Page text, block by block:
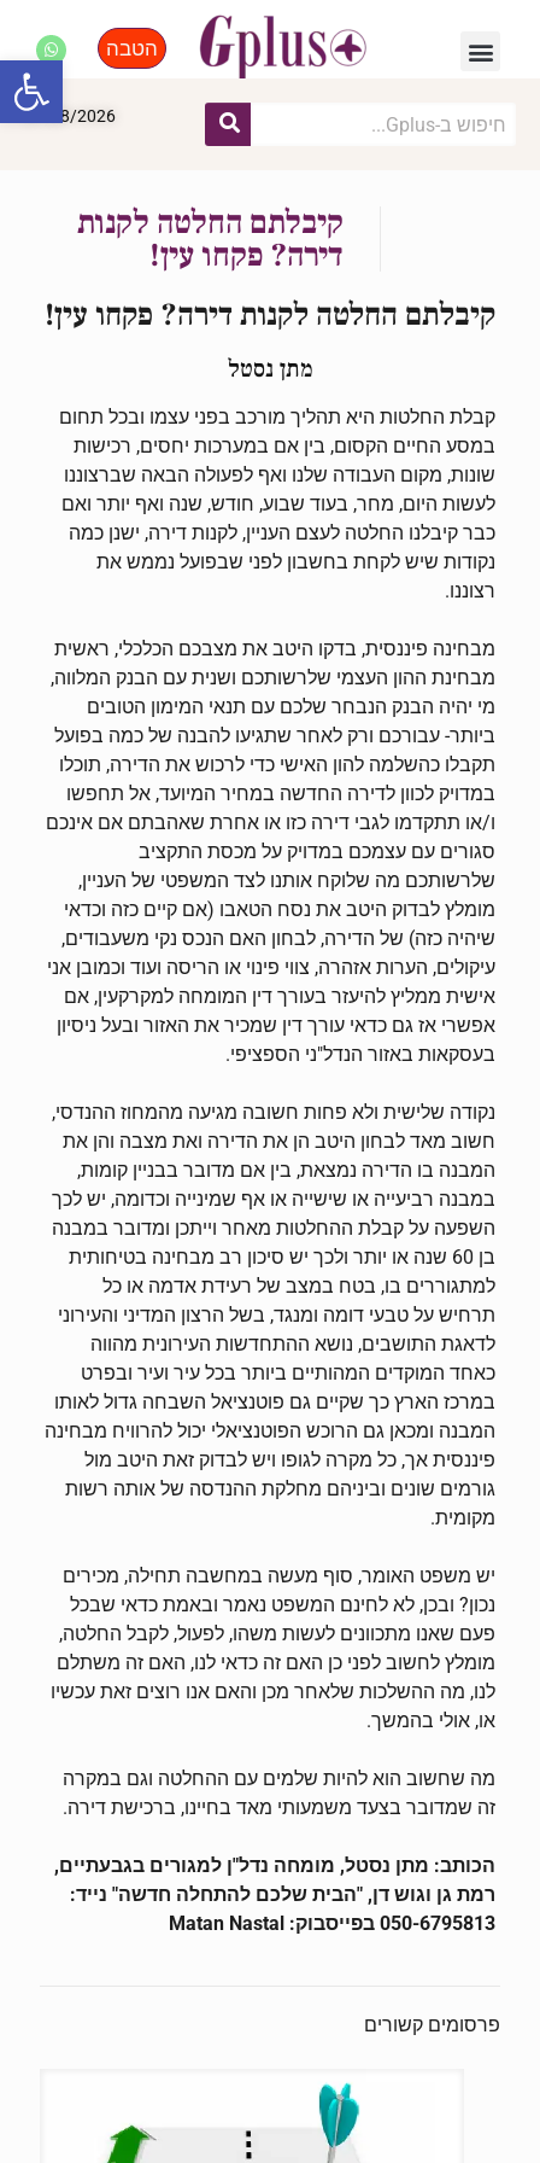
הטבה
07/08/2026
קיבלתם החלטה לקנות
דירה? פקחו עין!
קיבלתם החלטה לקנות דירה? פקחו עין!
מתן נסטל
קבלת החלטות היא תהליך מורכב בפני עצמו ובכל תחום
במסע החיים הקסום, בין אם במערכות יחסים, רכישות
שונות, מקום העבודה שלנו ואף לפעולה הבאה שברצוננו
לעשות היום, מחר, בעוד שבוע, חודש, שנה ואף יותר ואם
כבר קיבלנו החלטה לעצם העניין, לקנות דירה, ישנן כמה
נקודות שיש לקחת בחשבון לפני שבפועל נממש את
רצוננו.
מבחינה פיננסית, בדקו היטב את מצבכם הכלכלי, ראשית
מבחינת ההון העצמי שלרשותכם ושנית עם הבנק המלווה,
מי יהיה הבנק הנבחר שלכם עם תנאי המימון הטובים
ביותר- עבורכם ורק לאחר שתגיעו להבנה של כמה בפועל
תקבלו כהשלמה להון האישי כדי לרכוש את הדירה, תוכלו
במדויק לכוון לדירה החדשה במחיר המיועד, אל תחפשו
ו/או תתקדמו לגבי דירה כזו או אחרת שאהבתם אם אינכם
סגורים עם עצמכם במדויק על מכסת התקציב
שלרשותכם מה שלוקח אותנו לצד המשפטי של העניין,
מומלץ לבדוק היטב את נסח הטאבו (אם קיים כזה וכדאי
שיהיה כזה) של הדירה, לבחון האם הנכס נקי משעבודים,
עיקולים, הערות אזהרה, צווי פינוי או הריסה ועוד וכמובן אני
אישית ממליץ להיעזר בעורך דין המומחה למקרקעין, אם
אפשרי אז גם כדאי עורך דין שמכיר את האזור ובעל ניסיון
בעסקאות באזור הנדל"ני הספציפי.
נקודה שלישית ולא פחות חשובה מגיעה מהמחוז ההנדסי,
חשוב מאד לבחון היטב הן את הדירה ואת מצבה והן את
המבנה בו הדירה נמצאת, בין אם מדובר בבניין קומות,
במבנה רביעייה או שישייה או אף שמינייה וכדומה, יש לכך
השפעה על קבלת ההחלטות מאחר וייתכן ומדובר במבנה
בן 60 שנה או יותר ולכך יש סיכון רב מבחינה בטיחותית
למתגוררים בו, בטח במצב של רעידת אדמה או כל
תרחיש על טבעי דומה ומנגד, בשל הרצון המדיני והעירוני
לדאגת התושבים, נושא ההתחדשות העירונית מהווה
כאחד המוקדים המהותיים ביותר בכל עיר ועיר ובפרט
במרכז הארץ כך שקיים גם פוטנציאל השבחה גדול לאותו
המבנה ומכאן גם הרוכש הפוטנציאלי יכול להרוויח מבחינה
פיננסית אך, כל מקרה לגופו ויש לבדוק זאת היטב מול
גורמים שונים וביניהם מחלקת ההנדסה של אותה רשות
מקומית.
יש משפט האומר, סוף מעשה במחשבה תחילה, מכירים
נכון? ובכן, לא לחינם המשפט נאמר ובאמת כדאי שבכל
פעם שאנו מתכוונים לעשות משהו, לפעול, לקבל החלטה,
מומלץ לחשוב לפני כן האם זה כדאי לנו, האם זה משתלם
לנו, מה ההשלכות שלאחר מכן והאם אנו רוצים זאת עכשיו
או, אולי בהמשך.
מה שחשוב הוא להיות שלמים עם ההחלטה וגם במקרה
זה שמדובר בצעד משמעותי מאד בחיינו, ברכישת דירה.
הכותב: מתן נסטל, מומחה נדל"ן למגורים בגבעתיים,
רמת גן וגוש דן, "הבית שלכם להתחלה חדשה" נייד:
050-6795813 בפייסבוק:
Matan Nastal
פרסומים קשורים
פתח